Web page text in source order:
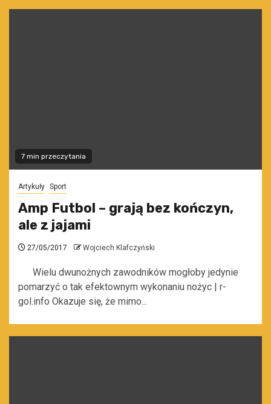
7 min przeczytania
Artykuły Sport
Amp Futbol – grają bez kończyn,
ale z jajami
27/05/2017 Wojciech Klafczyński
Wielu dwunożnych zawodników mogłoby jedynie
pomarzyć o tak efektownym wykonaniu nożyc | r-
gol.info Okazuje się, że mimo...